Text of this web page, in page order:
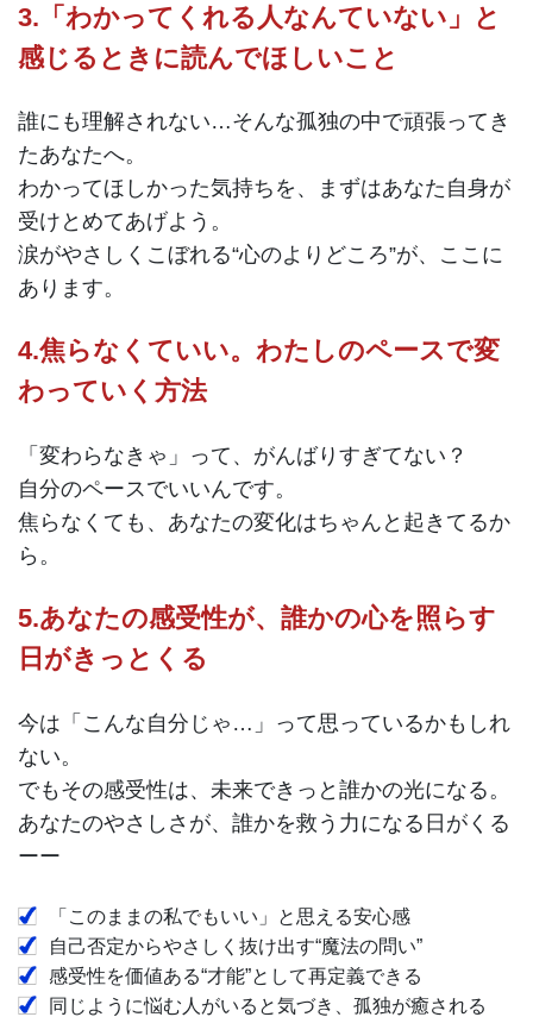
3.「わかってくれる人なんていない」と
感じるときに読んでほしいこと
誰にも理解されない…そんな孤独の中で頑張ってき
たあなたへ。
わかってほしかった気持ちを、まずはあなた自身が
受けとめてあげよう。
涙がやさしくこぼれる“心のよりどころ”が、ここに
あります。
4.焦らなくていい。わたしのペースで変
わっていく方法
「変わらなきゃ」って、がんばりすぎてない？
自分のペースでいいんです。
焦らなくても、あなたの変化はちゃんと起きてるか
ら。
5.あなたの感受性が、誰かの心を照らす
日がきっとくる
今は「こんな自分じゃ…」って思っているかもしれ
ない。
でもその感受性は、未来できっと誰かの光になる。
あなたのやさしさが、誰かを救う力になる日がくる
ーー
「このままの私でもいい」と思える安心感
自己否定からやさしく抜け出す“魔法の問い”
感受性を価値ある“才能”として再定義できる
同じように悩む人がいると気づき、孤独が癒される